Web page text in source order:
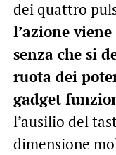
dei quattro
l’azione
senza che si
ruota dei
gadget
l’ausilio del
dimensione